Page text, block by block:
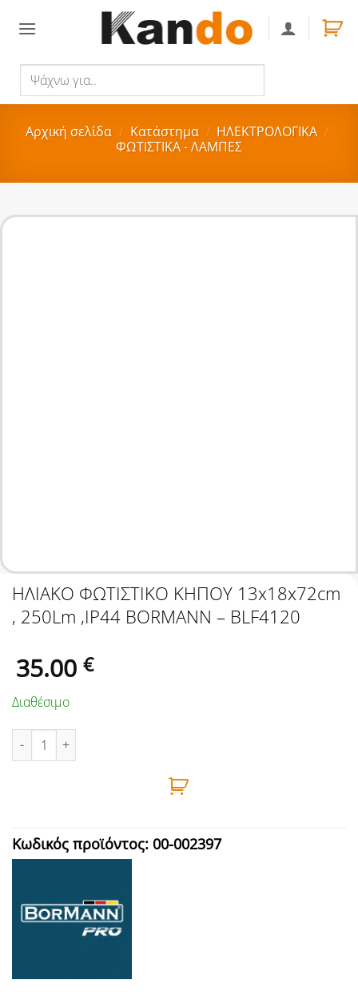
για..
Αρχική σελίδα / Κατάστημα / ΗΛΕΚΤΡΟΛΟΓΙΚΑ /
ΦΩΤΙΣΤΙΚΑ - ΛΑΜΠΕΣ
ΗΛΙΑΚΟ ΦΩΤΙΣΤΙΚΟ ΚΗΠΟΥ 13x18x72cm
, 250Lm ,IP44 BORMANN – BLF4120
35.00 €
Διαθέσιμο
ΗΛΙΑΚΟ ΦΩΤΙΣΤΙΚΟ ΚΗΠΟΥ 13x18x72cm , 250Lm ,IP44
Κωδικός προϊόντος: 00-002397